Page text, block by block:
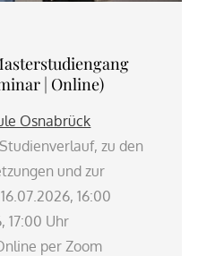
| Online)
Osnabrück
zu den
und zur
16:00
17:00 Uhr
per Zoom